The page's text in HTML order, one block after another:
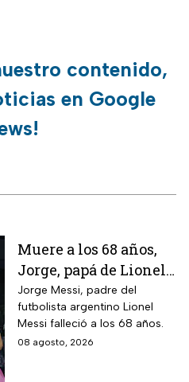
contenido,
en Google
Muere a los 68 años,
Jorge, papá de Lionel
Messi
Jorge Messi, padre del
futbolista argentino Lionel
Messi falleció a los 68 años.
08 agosto, 2026